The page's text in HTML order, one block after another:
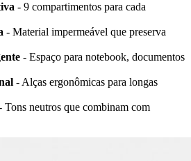
- 9 compartimentos para cada
- Material impermeável que preserva
- Espaço para notebook, documentos
- Alças ergonômicas para longas
Tons neutros que combinam com